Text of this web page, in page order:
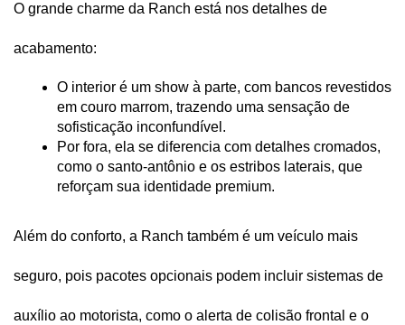
O grande charme da Ranch está nos detalhes de
acabamento:
O interior é um show à parte, com bancos revestidos
em couro marrom, trazendo uma sensação de
sofisticação inconfundível.
Por fora, ela se diferencia com detalhes cromados,
como o santo-antônio e os estribos laterais, que
reforçam sua identidade premium.
Além do conforto, a Ranch também é um veículo mais
seguro, pois pacotes opcionais podem incluir sistemas de
auxílio ao motorista, como o alerta de colisão frontal e o